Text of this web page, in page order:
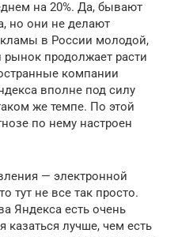
на 20%. Да, бывают
но они не делают
в России молодой,
продолжает расти
компании
вполне под силу
же темпе. По этой
по нему настроен
— электронной
тут не все так просто.
Яндекса есть очень
лучше, чем есть